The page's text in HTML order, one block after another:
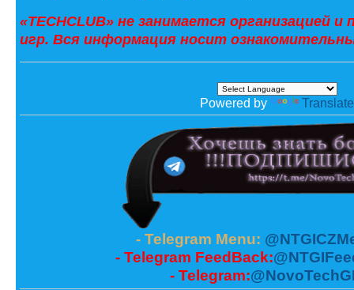
«TECHCLUB» не занимается организацией
игр. Вся информация носит
Powered by Translate
- Telegram Menu:
- Telegram FeedBack:
- Telegram: